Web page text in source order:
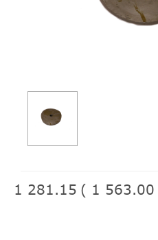
1 281.15 ( 1 563.00